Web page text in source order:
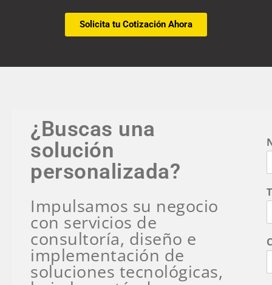
Solicita tu Cotización Ahora
¿Buscas una
solución
personalizada?
Impulsamos su negocio
con servicios de
consultoría, diseño e
implementación de
soluciones tecnológicas,
e
n
o
p
e